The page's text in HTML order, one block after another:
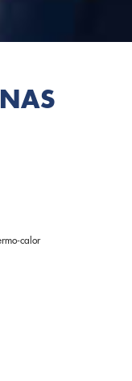
calor